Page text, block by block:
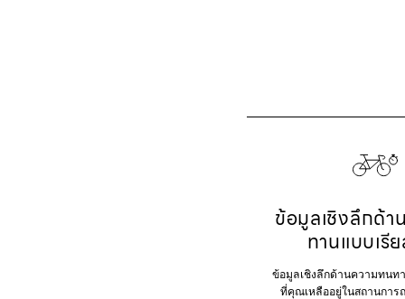
ข้อมูลเชิงลึกด้
ทานแบบเรี
ข้อมูลเชิงลึกด้านความทนท
ที่คุณเหลืออยู่ในสถานกา